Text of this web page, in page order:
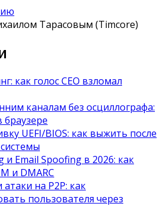
Тарасовым (Timcore)
как голос CEO взломал
каналам без осциллографа:
браузере
UEFI/BIOS: как выжить после
и Email Spoofing в 2026: как
и DMARC
атаки на P2P: как
пользователя через